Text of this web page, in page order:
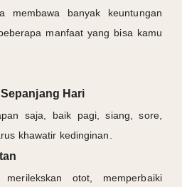
membawa banyak keuntungan
manfaat yang bisa kamu
Hari
saja, baik pagi, siang, sore,
khawatir kedinginan.
otot, memperbaiki